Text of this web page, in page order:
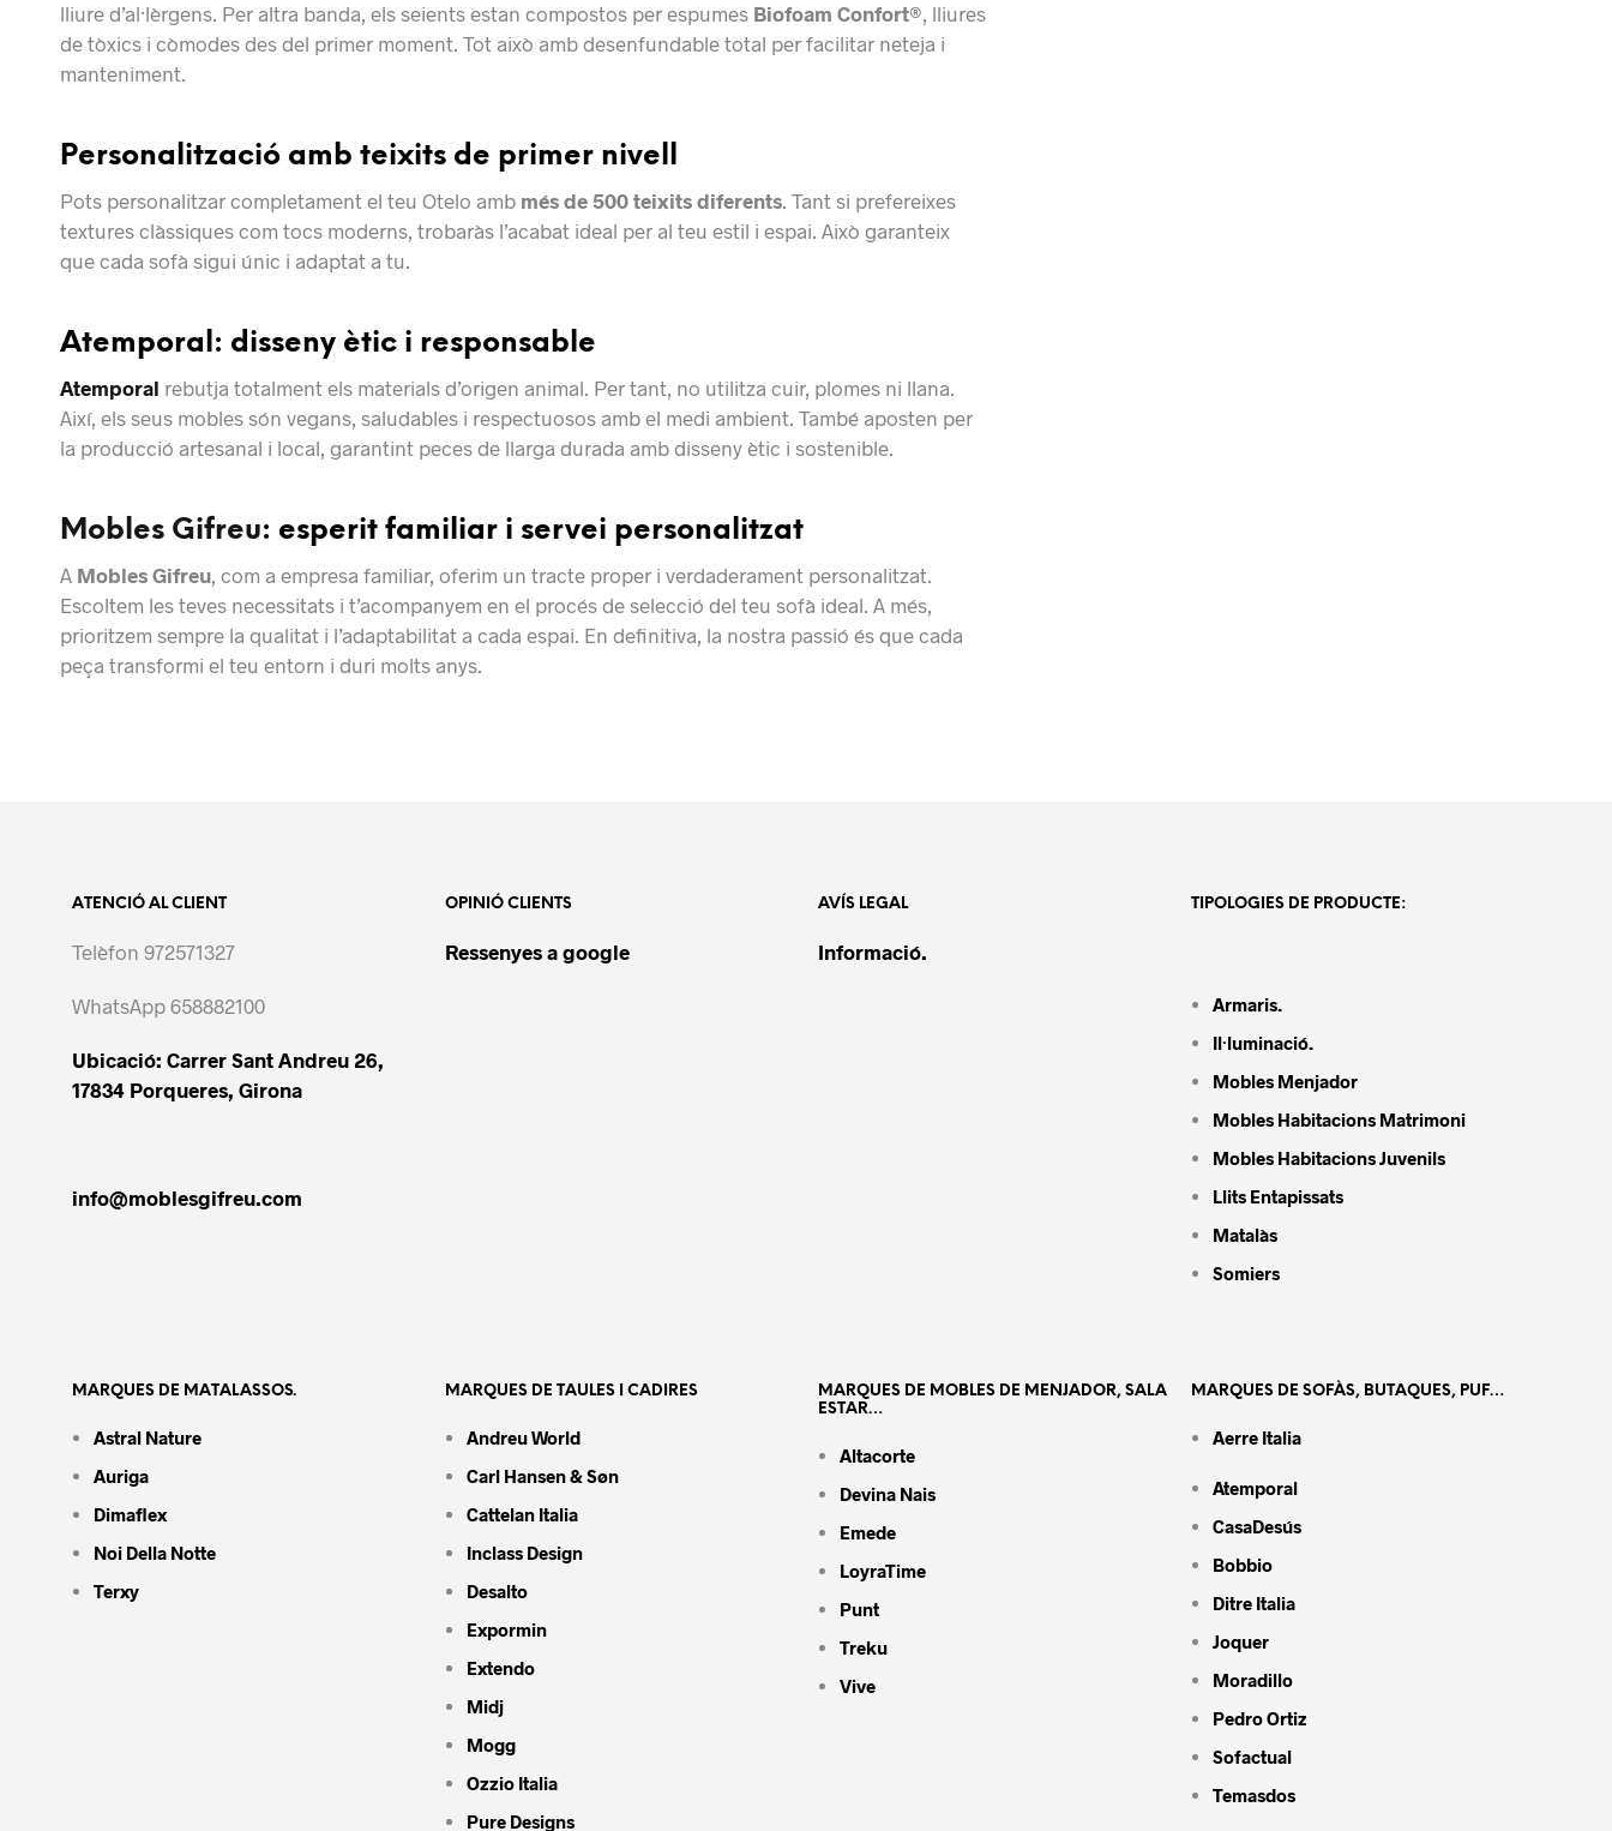
lliure d’al·lèrgens. Per altra banda, els seients estan compostos per espumes Biofoam Confort®, lliures
de tòxics i còmodes des del primer moment. Tot això amb desenfundable total per facilitar neteja i
manteniment.
Personalització amb teixits de primer nivell
Pots personalitzar completament el teu Otelo amb més de 500 teixits diferents. Tant si prefereixes
textures clàssiques com tocs moderns, trobaràs l’acabat ideal per al teu estil i espai. Això garanteix
que cada sofà sigui únic i adaptat a tu.
Atemporal: disseny ètic i responsable
Atemporal rebutja totalment els materials d’origen animal. Per tant, no utilitza cuir, plomes ni llana.
Així, els seus mobles són vegans, saludables i respectuosos amb el medi ambient. També aposten per
la producció artesanal i local, garantint peces de llarga durada amb disseny ètic i sostenible.
Mobles Gifreu: esperit familiar i servei personalitzat
A Mobles Gifreu, com a empresa familiar, oferim un tracte proper i verdaderament personalitzat.
Escoltem les teves necessitats i t’acompanyem en el procés de selecció del teu sofà ideal. A més,
prioritzem sempre la qualitat i l’adaptabilitat a cada espai. En definitiva, la nostra passió és que cada
peça transformi el teu entorn i duri molts anys.
ATENCIÓ AL CLIENT
Telèfon 972571327
WhatsApp 658882100
Ubicació: Carrer Sant Andreu 26,
17834 Porqueres, Girona
info@moblesgifreu.com
OPINIÓ CLIENTS
Ressenyes a google
AVÍS LEGAL
Informació.
TIPOLOGIES DE PRODUCTE:
Armaris.
Il·luminació.
Mobles Menjador
Mobles Habitacions Matrimoni
Mobles Habitacions Juvenils
Llits Entapissats
Matalàs
Somiers
MARQUES DE MATALASSOS.
Astral Nature
Auriga
Dimaflex
Noi Della Notte
Terxy
MARQUES DE TAULES I CADIRES
Andreu World
Carl Hansen & Søn
Cattelan Italia
Inclass Design
Desalto
Expormin
Extendo
Midj
Mogg
Ozzio Italia
Pure Designs
MARQUES DE MOBLES DE MENJADOR, SALA
ESTAR…
Altacorte
Devina Nais
Emede
LoyraTime
Punt
Treku
Vive
MARQUES DE SOFÀS, BUTAQUES, PUF…
Aerre Italia
Atemporal
CasaDesús
Bobbio
Ditre Italia
Joquer
Moradillo
Pedro Ortiz
Sofactual
Temasdos